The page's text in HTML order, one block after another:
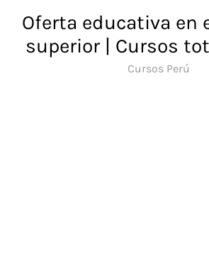
contenido
Oferta educativa en
superior | Cursos
Cursos Perú